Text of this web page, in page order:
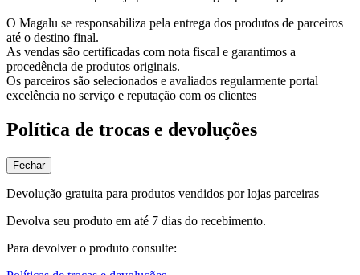
O Magalu se responsabiliza pela entrega dos produtos de parceiros
até o destino final.
As vendas são certificadas com nota fiscal e garantimos a
procedência de produtos originais.
Os parceiros são selecionados e avaliados regularmente portal
excelência no serviço e reputação com os clientes
Política de trocas e devoluções
Fechar
Devolução gratuita para produtos vendidos por lojas parceiras
Devolva seu produto em até 7 dias do recebimento.
Para devolver o produto consulte: